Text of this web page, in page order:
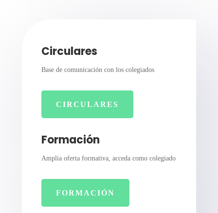
Circulares
Base de comunicación con los colegiados
CIRCULARES
Formación
Amplia oferta formativa, acceda como colegiado
FORMACIÓN